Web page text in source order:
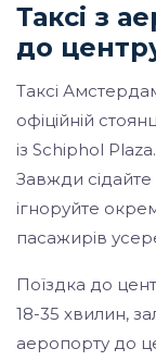
Таксі з
до
Таксі
офіційній
із Schiphol
Завжди сідайте
ігноруйте
пасажирів
Поїздка до
18-35 хвилин,
аеропорту до